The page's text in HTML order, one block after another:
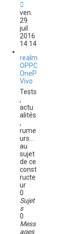
o
n
s
u
l
e
r
l
e
d
e
n
i
r
m
e
s
s
a
g
e
ven.
29
juil.
2016
14:14
realme,
OPPO,
OnePlus,
Vivo
Tests
,
actu
alités
,
rume
urs...
au
sujet
de ce
const
ructe
ur
0
Sujet
s
0
Mess
ages